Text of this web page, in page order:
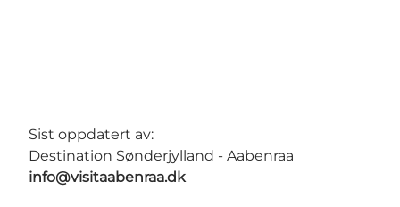
Sist oppdatert av:
Destination Sønderjylland - Aabenraa
info@visitaabenraa.dk